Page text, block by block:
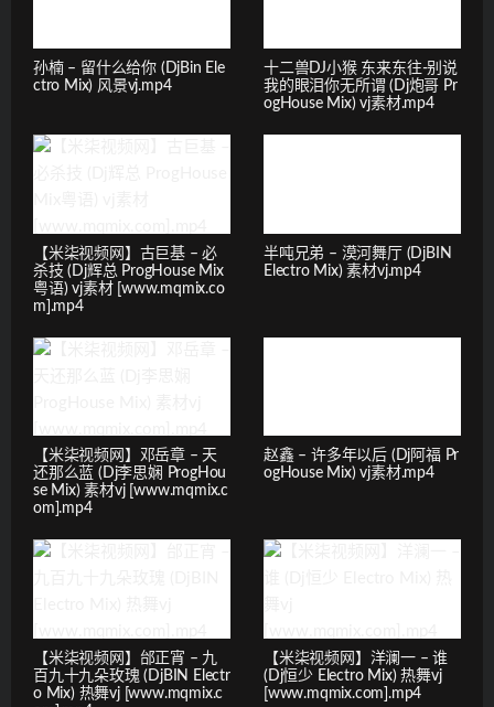
孙楠 – 留什么给你 (DjBin Ele
ctro Mix) 风景vj.mp4
十二兽DJ小猴 东来东往-别说
我的眼泪你无所谓 (Dj炮哥 Pr
ogHouse Mix) vj素材.mp4
【米柒视频网】古巨基 – 必
杀技 (Dj辉总 ProgHouse Mix
粤语) vj素材 [www.mqmix.co
m].mp4
半吨兄弟 – 漠河舞厅 (DjBIN
Electro Mix) 素材vj.mp4
【米柒视频网】邓岳章 – 天
还那么蓝 (Dj李思娴 ProgHou
se Mix) 素材vj [www.mqmix.c
om].mp4
赵鑫 – 许多年以后 (Dj阿福 Pr
ogHouse Mix) vj素材.mp4
【米柒视频网】邰正宵 – 九
百九十九朵玫瑰 (DjBIN Electr
o Mix) 热舞vj [www.mqmix.c
【米柒视频网】洋澜一 – 谁
(Dj恒少 Electro Mix) 热舞vj
[www.mqmix.com].mp4